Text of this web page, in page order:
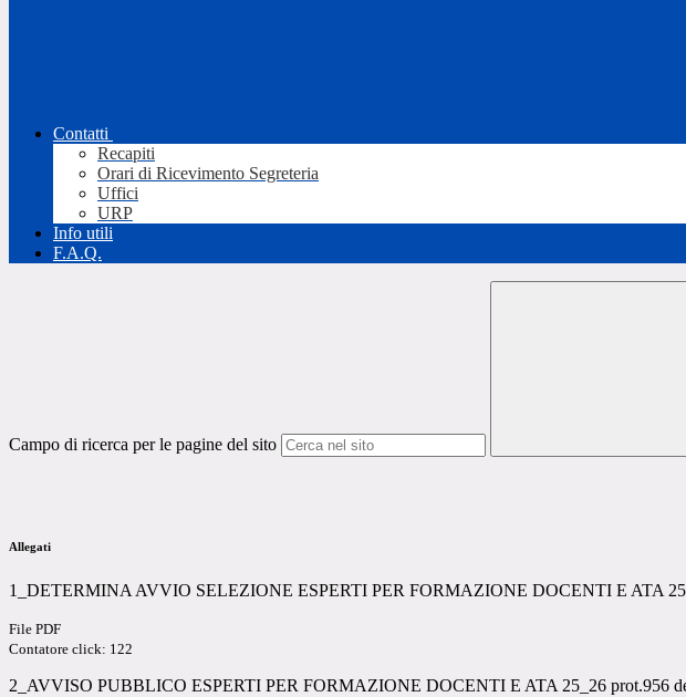
Contatti
Recapiti
Orari di Ricevimento Segreteria
Uffici
URP
Info utili
F.A.Q.
Campo di ricerca per le pagine del sito
Allegati
1_DETERMINA AVVIO SELEZIONE ESPERTI PER FORMAZIONE DOCENTI E ATA
File PDF
Contatore click: 122
2_AVVISO PUBBLICO ESPERTI PER FORMAZIONE DOCENTI E ATA 25_26 prot.956